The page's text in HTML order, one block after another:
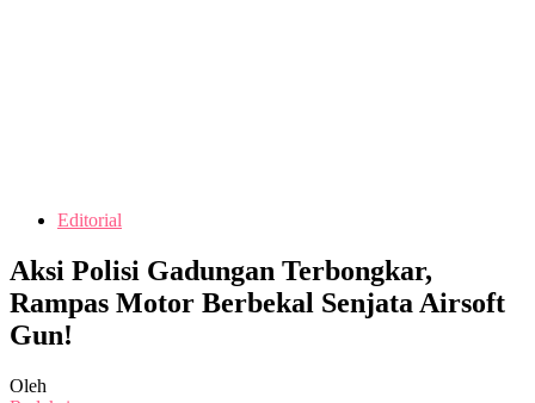
Editorial
Aksi Polisi Gadungan Terbongkar,
Rampas Motor Berbekal Senjata Airsoft
Gun!
Oleh